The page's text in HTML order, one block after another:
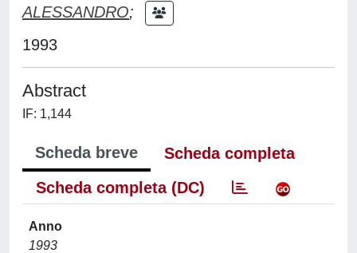
ALESSANDRO;
1993
Abstract
IF: 1,144
Scheda breve
Scheda completa
Scheda completa (DC)
Anno
1993